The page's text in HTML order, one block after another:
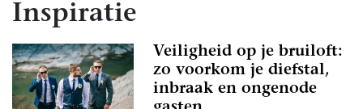
Inspiratie
Veiligheid op je bruiloft:
zo voorkom je diefstal,
inbraak en ongenode